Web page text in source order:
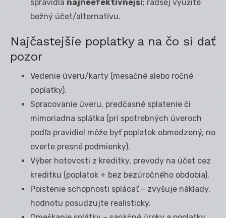
spravidla najneefektívnejší; radšej využite
bežný účet/alternatívu.
Najčastejšie poplatky a na čo si dať
pozor
Vedenie úveru/karty (mesačné alebo ročné
poplatky).
Spracovanie úveru, predčasné splatenie či
mimoriadna splátka (pri spotrebných úveroch
podľa pravidiel môže byť poplatok obmedzený, no
overte presné podmienky).
Výber hotovosti z kreditky, prevody na účet cez
kreditku (poplatok + bez bezúročného obdobia).
Poistenie schopnosti splácať – zvyšuje náklady,
hodnotu posudzujte realisticky.